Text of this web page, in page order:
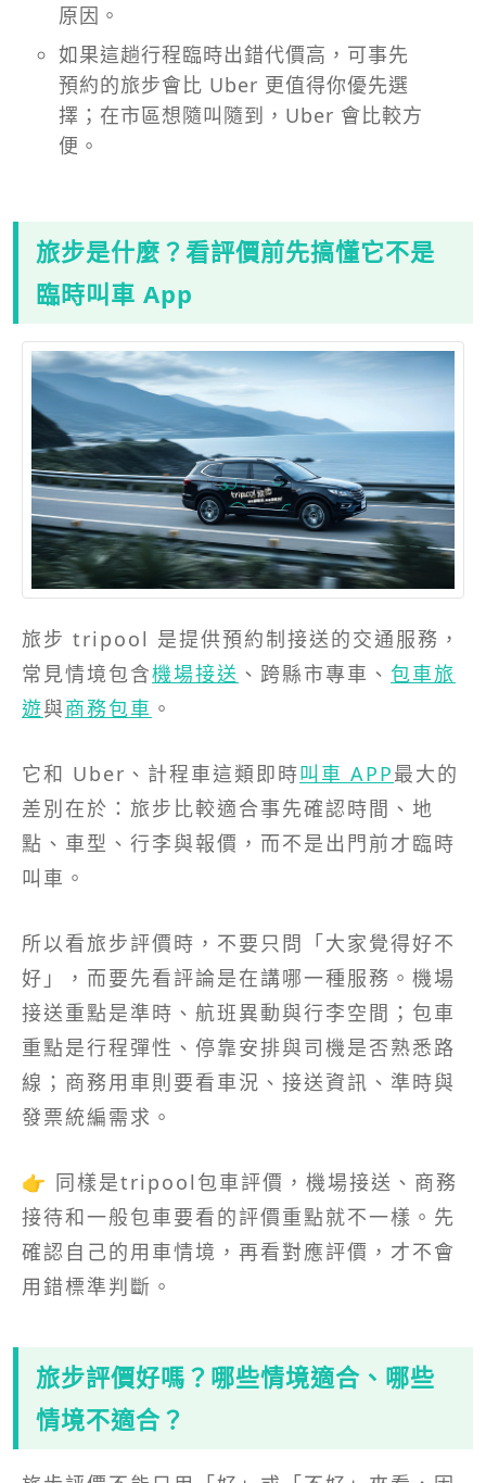
原因。
如果這趟行程臨時出錯代價高，可事先
預約的旅步會比 Uber 更值得你優先選
擇；在市區想隨叫隨到，Uber 會比較方
便。
旅步是什麼？看評價前先搞懂它不是
臨時叫車 App
旅步 tripool 是提供預約制接送的交通服務，
常見情境包含機場接送 、跨縣市專車、 包車旅
遊與商務包車 。
它和 Uber、計程車這類即時叫車 APP最大的
差別在於：旅步比較適合事先確認時間、地
點、車型、行李與報價，而不是出門前才臨時
叫車。
所以看旅步評價時，不要只問「大家覺得好不
好」，而要先看評論是在講哪一種服務。機場
接送重點是準時、航班異動與行李空間；包車
重點是行程彈性、停靠安排與司機是否熟悉路
線；商務用車則要看車況、接送資訊、準時與
發票統編需求。
👉 同樣是tripool包車評價，機場接送、商務
接待和一般包車要看的評價重點就不一樣。先
確認自己的用車情境，再看對應評價，才不會
用錯標準判斷。
旅步評價好嗎？哪些情境適合、哪些
情境不適合？